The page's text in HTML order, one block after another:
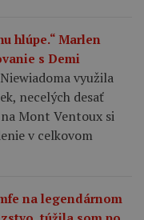
hlúpe.“ Marlen
s Demi
využila
necelých desať
Mont Ventoux si
v celkovom
na legendárnom